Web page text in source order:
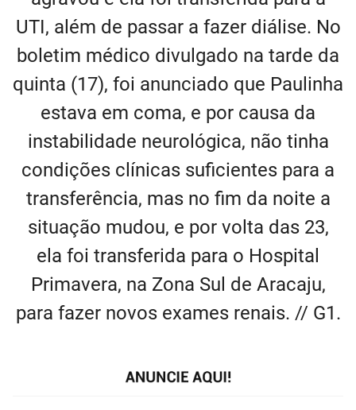
UTI, além de passar a fazer diálise. No
boletim médico divulgado na tarde da
quinta (17), foi anunciado que Paulinha
estava em coma, e por causa da
instabilidade neurológica, não tinha
condições clínicas suficientes para a
transferência, mas no fim da noite a
situação mudou, e por volta das 23,
ela foi transferida para o Hospital
Primavera, na Zona Sul de Aracaju,
para fazer novos exames renais. // G1.